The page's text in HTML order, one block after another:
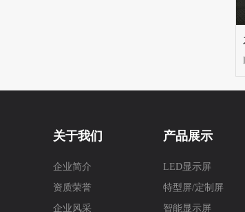
关于我们
企业简介
资质荣誉
企业风采
产品展示
LED显示屏
特型屏/定制屏
智能显示屏